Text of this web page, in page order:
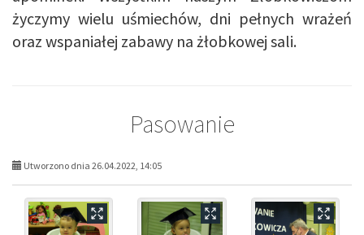
życzymy wielu uśmiechów, dni pełnych wrażeń
oraz wspaniałej zabawy na żłobkowej sali.
Pasowanie
Utworzono dnia 26.04.2022, 14:05